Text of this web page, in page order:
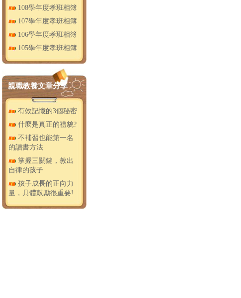
108學年度孝班相簿
107學年度孝班相簿
106學年度孝班相簿
105學年度孝班相簿
親職教養文章分享
有效記憶的3個秘密
什麼是真正的禮貌?
不補習也能第一名
的讀書方法
掌握三關鍵，教出
自律的孩子
孩子成長的正向力
量，具體鼓勵很重要!